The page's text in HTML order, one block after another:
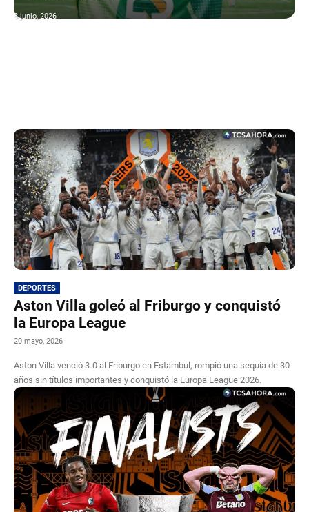
8 junio, 2026
DEPORTES
Aston Villa goleó al Friburgo y conquistó
la Europa League
20 mayo, 2026
Aston Villa venció 3-0 al Friburgo en Estambul, rompió una sequía de 30
años sin títulos importantes y conquistó la Europa League 2026.